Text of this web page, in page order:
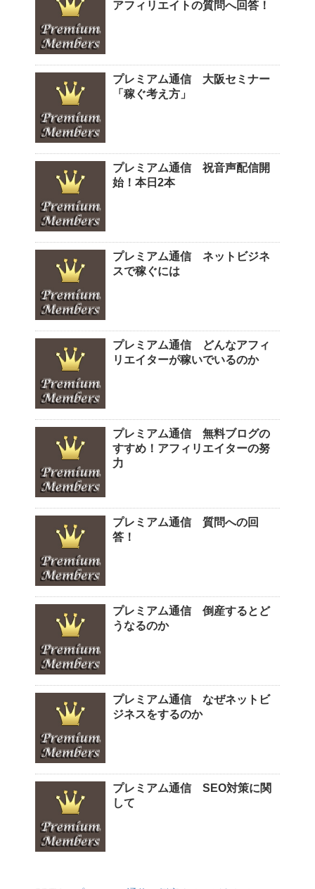
アフィリエイトの質問へ回答！
プレミアム通信 大阪セミナー
「稼ぐ考え方」
プレミアム通信 祝音声配信開
始！本日2本
プレミアム通信 ネットビジネ
スで稼ぐには
プレミアム通信 どんなアフィ
リエイターが稼いでいるのか
プレミアム通信 無料ブログの
すすめ！アフィリエイターの努
力
プレミアム通信 質問への回
答！
プレミアム通信 倒産するとど
うなるのか
プレミアム通信 なぜネットビ
ジネスをするのか
プレミアム通信 SEO対策に関
して